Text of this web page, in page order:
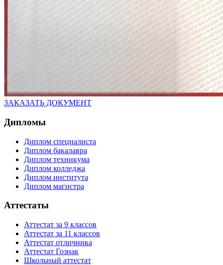
ЗАКАЗАТЬ ДОКУМЕНТ
Дипломы
Диплом специалиста
Диплом бакалавра
Диплом техникума
Диплом колледжа
Диплом института
Диплом магистра
Аттестаты
Аттестат за 9 классов
Аттестат за 11 классов
Аттестат отличника
Аттестат Гознак
Школьный аттестат